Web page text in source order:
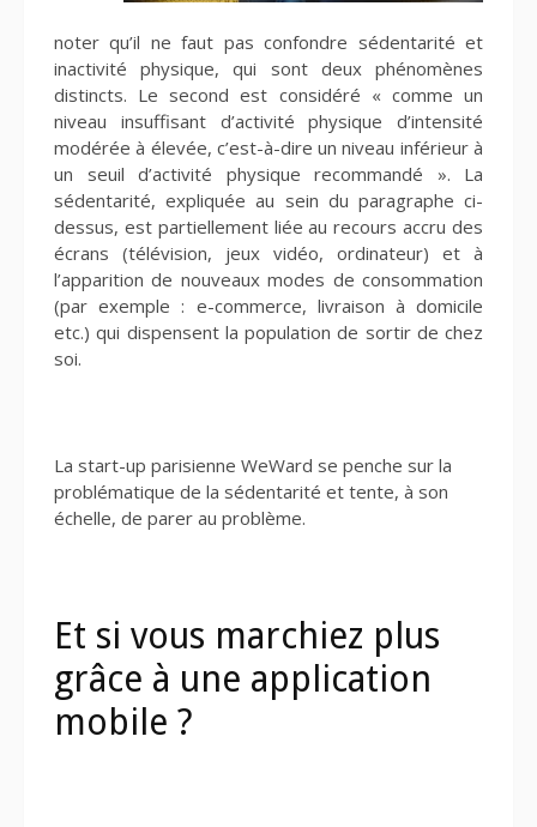
noter qu’il ne faut pas confondre sédentarité et
inactivité physique, qui sont deux phénomènes
distincts. Le second est considéré « comme un
niveau insuffisant d’activité physique d’intensité
modérée à élevée, c’est-à-dire un niveau inférieur à
un seuil d’activité physique recommandé ». La
sédentarité, expliquée au sein du paragraphe ci-
dessus, est partiellement liée au recours accru des
écrans (télévision, jeux vidéo, ordinateur) et à
l’apparition de nouveaux modes de consommation
(par exemple : e-commerce, livraison à domicile
etc.) qui dispensent la population de sortir de chez
soi.
La start-up parisienne WeWard se penche sur la
problématique de la sédentarité et tente, à son
échelle, de parer au problème.
Et si vous marchiez plus
grâce à une application
mobile ?